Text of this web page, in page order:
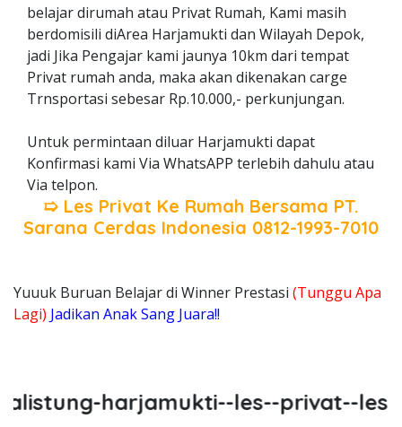
belajar dirumah atau Privat Rumah, Kami masih
berdomisili diArea Harjamukti dan Wilayah Depok,
jadi Jika Pengajar kami jaunya 10km dari tempat
Privat rumah anda, maka akan dikenakan carge
Trnsportasi sebesar Rp.10.000,- perkunjungan.
Untuk permintaan diluar Harjamukti dapat
Konfirmasi kami Via WhatsAPP terlebih dahulu atau
Via telpon.
➯ Les Privat Ke Rumah Bersama PT.
Sarana Cerdas Indonesia 0812-1993-7010
Yuuuk Buruan Belajar di Winner Prestasi (Tunggu Apa
Lagi) Jadikan Anak Sang Juara!!
harjamukti--les--privat--les-